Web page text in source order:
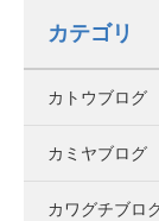
カテゴリ
カトウブログ
カミヤブログ
カワグチブロ